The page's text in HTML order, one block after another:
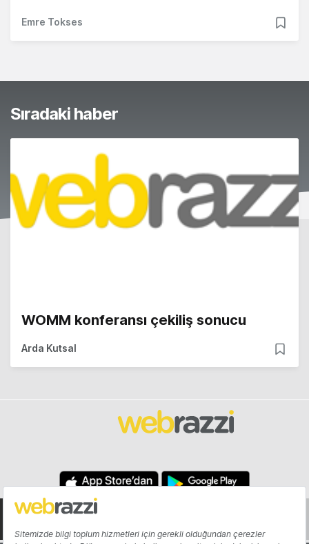
Emre Tokses
Sıradaki haber
WOMM konferansı çekiliş sonucu
Arda Kutsal